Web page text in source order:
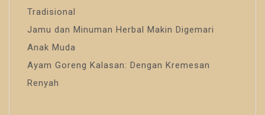
Tradisional
Jamu dan Minuman Herbal Makin Digemari
Anak Muda
Ayam Goreng Kalasan: Dengan Kremesan
Renyah